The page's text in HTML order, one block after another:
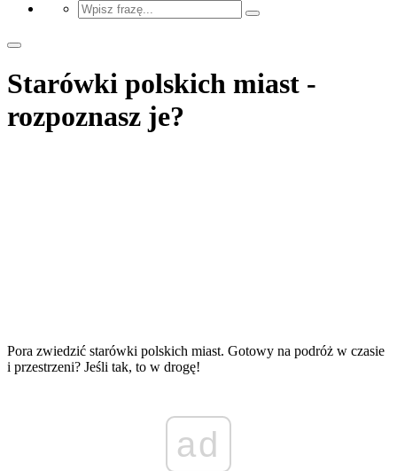
Starówki polskich miast -
rozpoznasz je?
Pora zwiedzić starówki polskich miast. Gotowy na podróż w czasie
i przestrzeni? Jeśli tak, to w drogę!
ad